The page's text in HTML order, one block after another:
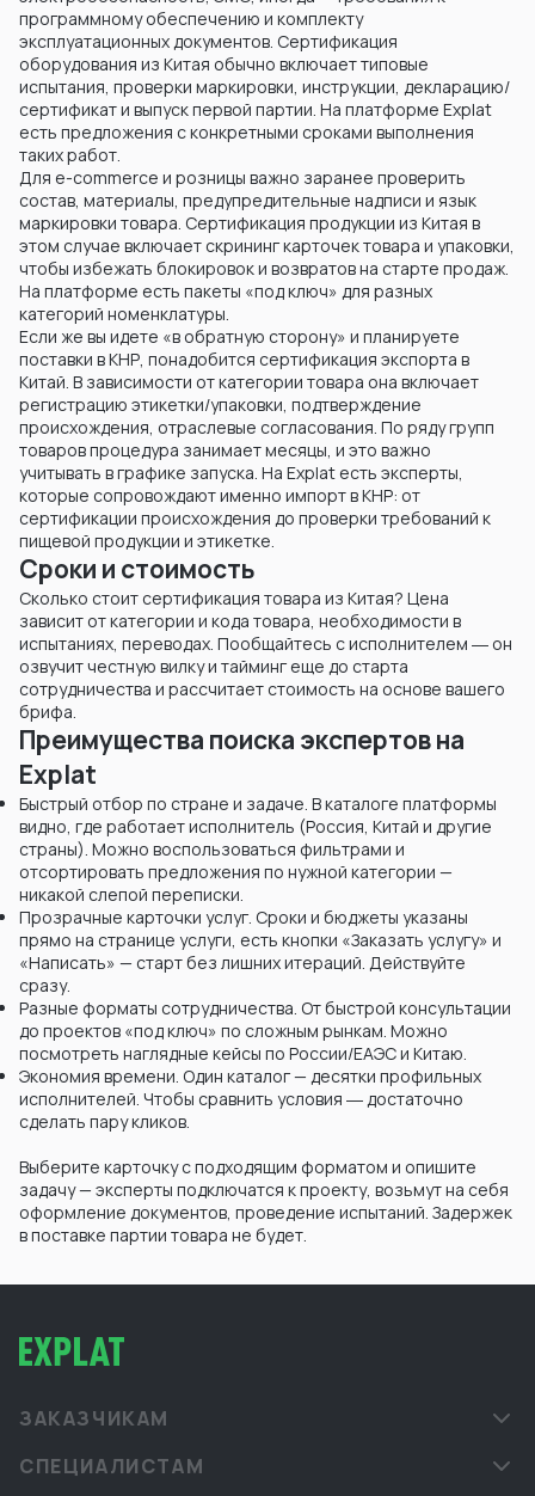
программному обеспечению и комплекту
эксплуатационных документов. Сертификация
оборудования из Китая обычно включает типовые
испытания, проверки маркировки, инструкции, декларацию/
сертификат и выпуск первой партии. На платформе Explat
есть предложения с конкретными сроками выполнения
таких работ.
Для e-commerce и розницы важно заранее проверить
состав, материалы, предупредительные надписи и язык
маркировки товара. Сертификация продукции из Китая в
этом случае включает скрининг карточек товара и упаковки,
чтобы избежать блокировок и возвратов на старте продаж.
На платформе есть пакеты «под ключ» для разных
категорий номенклатуры.
Если же вы идете «в обратную сторону» и планируете
поставки в КНР, понадобится сертификация экспорта в
Китай. В зависимости от категории товара она включает
регистрацию этикетки/упаковки, подтверждение
происхождения, отраслевые согласования. По ряду групп
товаров процедура занимает месяцы, и это важно
учитывать в графике запуска. На Explat есть эксперты,
которые сопровождают именно импорт в КНР: от
сертификации происхождения до проверки требований к
пищевой продукции и этикетке.
Сроки и стоимость
Сколько стоит сертификация товара из Китая? Цена
зависит от категории и кода товара, необходимости в
испытаниях, переводах. Пообщайтесь с исполнителем ― он
озвучит честную вилку и тайминг еще до старта
сотрудничества и рассчитает стоимость на основе вашего
брифа.
Преимущества поиска экспертов на
Explat
Быстрый отбор по стране и задаче. В каталоге платформы
видно, где работает исполнитель (Россия, Китай и другие
страны). Можно воспользоваться фильтрами и
отсортировать предложения по нужной категории —
никакой слепой переписки.
Прозрачные карточки услуг. Сроки и бюджеты указаны
прямо на странице услуги, есть кнопки «Заказать услугу» и
«Написать» — старт без лишних итераций. Действуйте
сразу.
Разные форматы сотрудничества. От быстрой консультации
до проектов «под ключ» по сложным рынкам. Можно
посмотреть наглядные кейсы по России/ЕАЭС и Китаю.
Экономия времени. Один каталог — десятки профильных
исполнителей. Чтобы сравнить условия ― достаточно
сделать пару кликов.
Выберите карточку с подходящим форматом и опишите
задачу — эксперты подключатся к проекту, возьмут на себя
оформление документов, проведение испытаний. Задержек
в поставке партии товара не будет.
ЗАКАЗЧИКАМ
СПЕЦИАЛИСТАМ